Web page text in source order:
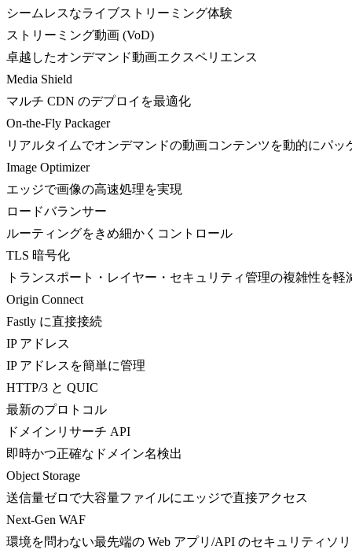
シームレスなライブストリーミング体験
ストリーミング動画 (VoD)
卓越したオンデマンド動画エクスペリエンス
Media Shield
マルチ CDN のデプロイを最適化
On-the-Fly Packager
リアルタイムでオンデマンドの動画コンテンツを動的にパッ
Image Optimizer
エッジで画像の高速処理を実現
ロードバランサー
ルーティングをきめ細かくコントロール
TLS 暗号化
トランスポート・レイヤー・セキュリティ管理の複雑性を軽
Origin Connect
Fastly に直接接続
IP アドレス
IP アドレスを簡単に管理
HTTP/3 と QUIC
最新のプロトコル
ドメインリサーチ API
即時かつ正確なドメイン名検出
Object Storage
送信量ゼロで大容量ファイルにエッジで直接アクセス
Next-Gen WAF
環境を問わない最先端の Web アプリ/API のセキュリティソ